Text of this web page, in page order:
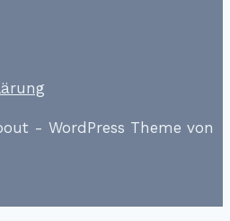
- WordPress Theme von